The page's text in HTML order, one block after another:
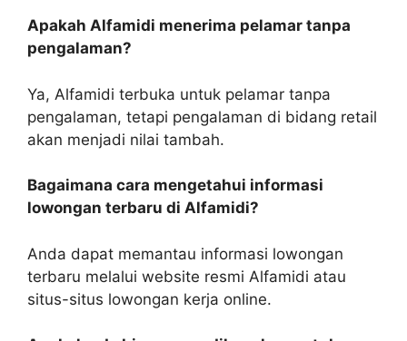
Apakah Alfamidi menerima pelamar tanpa
pengalaman?
Ya, Alfamidi terbuka untuk pelamar tanpa
pengalaman, tetapi pengalaman di bidang retail
akan menjadi nilai tambah.
Bagaimana cara mengetahui informasi
lowongan terbaru di Alfamidi?
Anda dapat memantau informasi lowongan
terbaru melalui website resmi Alfamidi atau
situs-situs lowongan kerja online.